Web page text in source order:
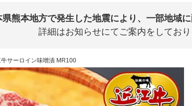
熊本地方で発生した地震により、一部地域
詳細はお知らせにてご案内をしており
サーロイン味噌漬 MR100